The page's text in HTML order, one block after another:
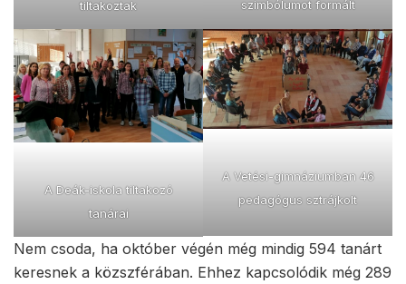
tiltakoztak
szimbólumot formált
A Deák-iskola tiltakozó
tanárai
A Vetési-gimnáziumban 46
pedagógus sztrájkolt
Nem csoda, ha október végén még mindig 594 tanárt
keresnek a közszférában. Ehhez kapcsolódik még 289